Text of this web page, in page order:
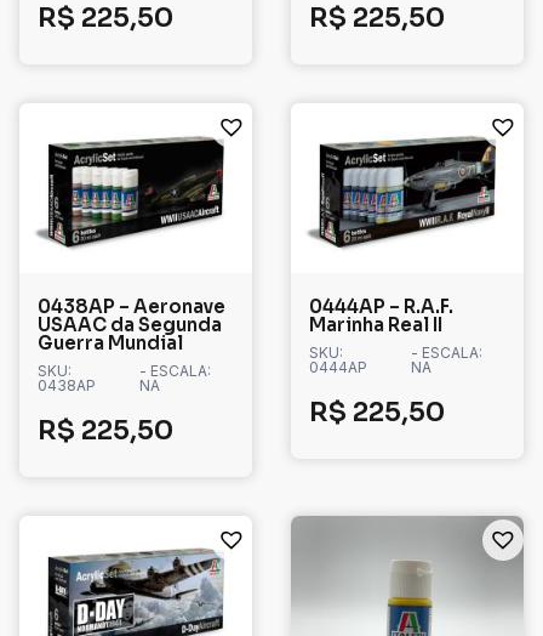
R$ 225,50 R$ 225,50
0438AP – Aeronave
USAAC da Segunda
Guerra Mundial
SKU:
0438AP
- ESCALA:
NA
R$ 225,50
0444AP – R.A.F.
Marinha Real II
SKU:
0444AP
- ESCALA:
NA
R$ 225,50